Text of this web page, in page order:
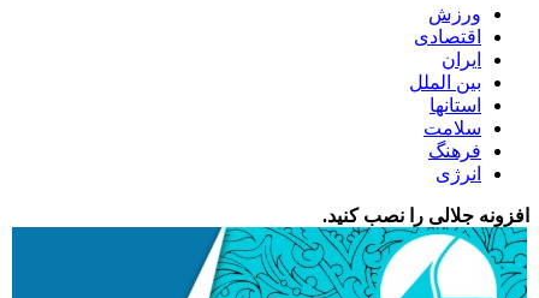
ورزش
اقتصادی
ایران
بین الملل
استانها
سلامت
فرهنگ
انرژی
افزونه جلالی را نصب کنید.